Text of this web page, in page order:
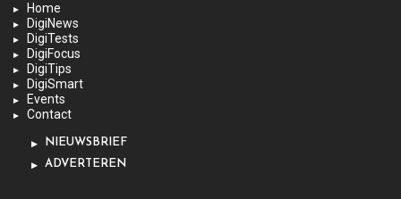
Home
DigiNews
DigiTests
DigiFocus
DigiTips
DigiSmart
Events
Contact
NIEUWSBRIEF
ADVERTEREN